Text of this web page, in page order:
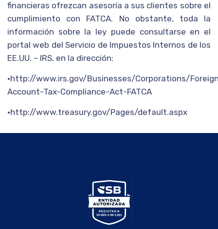
financieras ofrezcan asesoría a sus clientes sobre el
cumplimiento con FATCA. No obstante, toda la
información sobre la ley puede consultarse en el
portal web del Servicio de Impuestos Internos de los
EE.UU. – IRS, en la dirección:
•http://www.irs.gov/Businesses/Corporations/
Account-Tax-Compliance-Act-FATCA
•http://www.treasury.gov/Pages/default.aspx